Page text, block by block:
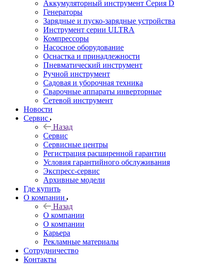
Аккумуляторный инструмент Серия D
Генераторы
Зарядные и пуско-зарядные устройства
Инструмент серии ULTRA
Компрессоры
Насосное оборудование
Оснастка и принадлежности
Пневматический инструмент
Ручной инструмент
Садовая и уборочная техника
Сварочные аппараты инверторные
Сетевой инструмент
Новости
Сервис
Назад
Сервис
Сервисные центры
Регистрация расширенной гарантии
Условия гарантийного обслуживания
Экспресс-сервис
Архивные модели
Где купить
О компании
Назад
О компании
О компании
Карьера
Рекламные материалы
Сотрудничество
Контакты